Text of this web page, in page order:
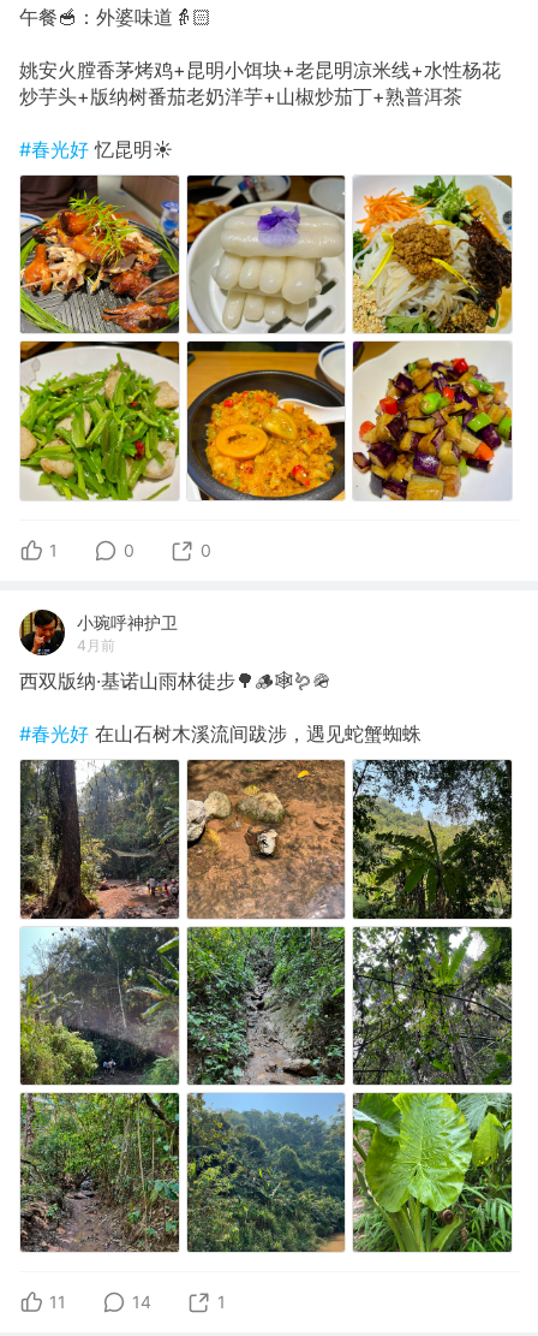
午餐🥣：外婆味道👵🏻
姚安火膛香茅烤鸡+昆明小饵块+老昆明凉米线+水性杨花
炒芋头+版纳树番茄老奶洋芋+山椒炒茄丁+熟普洱茶
#春光好忆昆明☀️
1 0 0
小琬呼神护卫
4月前
西双版纳·基诺山雨林徒步🌳🪵🕸️🪱🪖
#春光好 在山石树木溪流间跋涉，遇见蛇蟹蜘蛛
11 14 1